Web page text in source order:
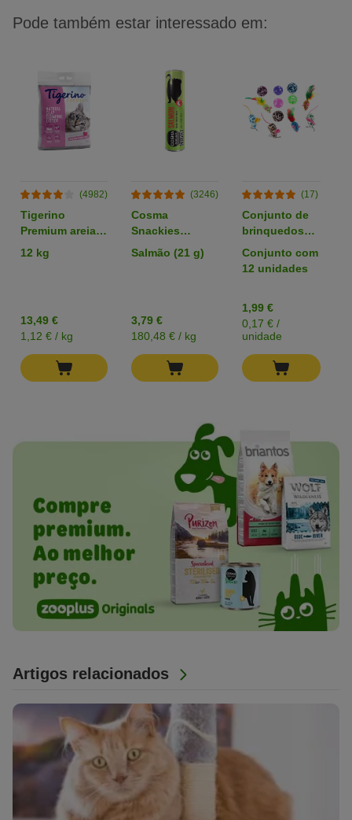
Artigos relacionados
Pode também estar interessado em:
(4982)
Tigerino
Premium areia
com aroma a
talco
12 kg
13,49 €
1,12 € / kg
(3246)
Cosma
Snackies
snacks
liofilizados para
Salmão (21 g)
3,79 €
180,48 € / kg
(17)
Conjunto de
brinquedos
com bolas e
ratos para
Conjunto com
12 unidades
1,99 €
0,17 € /
unidade